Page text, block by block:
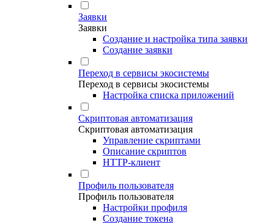
Заявки
Заявки
Создание и настройка типа заявки
Создание заявки
Переход в сервисы экосистемы
Переход в сервисы экосистемы
Настройка списка приложений
Скриптовая автоматизация
Скриптовая автоматизация
Управление скриптами
Описание скриптов
HTTP-клиент
Профиль пользователя
Профиль пользователя
Настройки профиля
Создание токена